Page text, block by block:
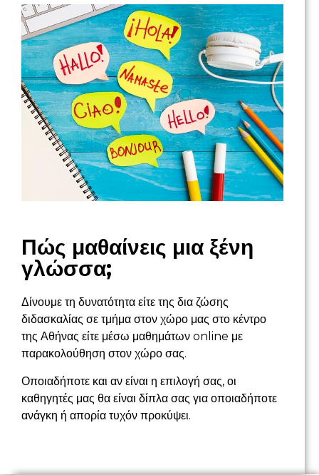
Πώς μαθαίνεις μια ξένη
γλώσσα;
Δίνουμε τη δυνατότητα είτε της δια ζώσης
διδασκαλίας σε τμήμα στον χώρο μας στο κέντρο
της Αθήνας είτε μέσω μαθημάτων online με
παρακολούθηση στον χώρο σας.
Οποιαδήποτε και αν είναι η επιλογή σας, οι
καθηγητές μας θα είναι δίπλα σας για οποιαδήποτε
ανάγκη ή απορία τυχόν προκύψει.